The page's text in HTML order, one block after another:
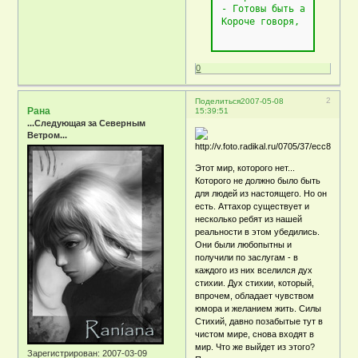
- Готовы быть активным
Короче говоря, если вы
[img]http://
<a href="https://
[img]http://
<a href="https://
[img]http://www.belorya-
0
Поделиться 2
2007-05-08
15:39:51
Рана
...Следующая за Северным
Ветром...
Зарегистрирован: 2007-03-09
Этот мир, которого нет...
Которого не должно было быть
для людей из настоящего. Но он
есть. Аттахор существует и
несколько ребят из нашей
реальности в этом убедились.
Они были любопытны и
получили по заслугам - в
каждого из них вселился дух
стихии. Дух стихии, который,
впрочем, обладает чувством
юмора и желанием жить. Силы
Стихий, давно позабытые тут в
чистом мире, снова входят в
мир. Что же выйдет из этого?